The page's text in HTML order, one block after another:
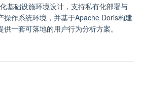
基础设施环境设计，支持私有化部署与
操作系统环境，并基于Apache Doris构建
一套可落地的用户行为分析方案。